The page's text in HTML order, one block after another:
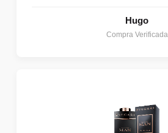
Hugo
Compra Verificada